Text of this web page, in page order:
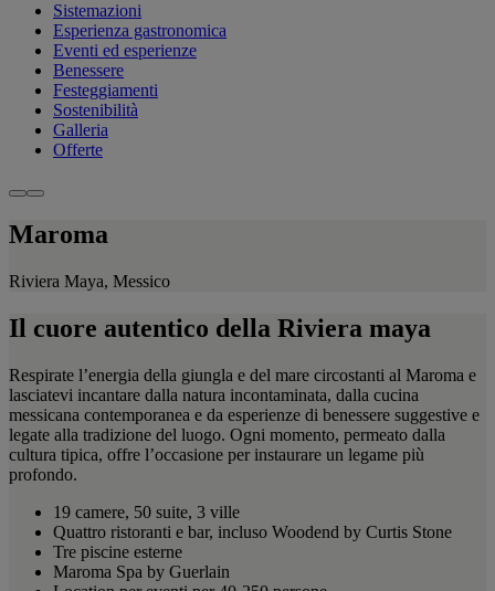
Sistemazioni
Esperienza gastronomica
Eventi ed esperienze
Benessere
Festeggiamenti
Sostenibilità
Galleria
Offerte
Maroma
Riviera Maya, Messico
Il cuore autentico della Riviera maya
Respirate l’energia della giungla e del mare circostanti al Maroma e
lasciatevi incantare dalla natura incontaminata, dalla cucina
messicana contemporanea e da esperienze di benessere suggestive e
legate alla tradizione del luogo. Ogni momento, permeato dalla
cultura tipica, offre l’occasione per instaurare un legame più
profondo.
19 camere, 50 suite, 3 ville
Quattro ristoranti e bar, incluso Woodend by Curtis Stone
Tre piscine esterne
Maroma Spa by Guerlain